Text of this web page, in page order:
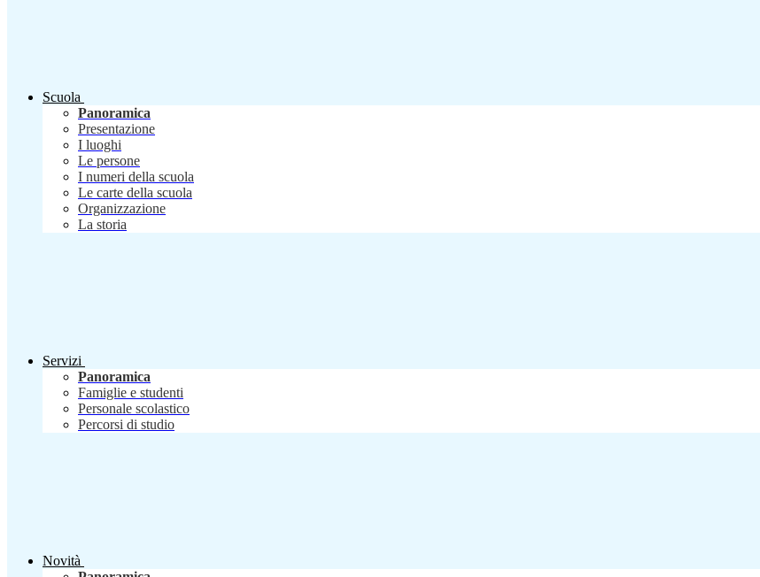
Scuola
Panoramica
Presentazione
I luoghi
Le persone
I numeri della scuola
Le carte della scuola
Organizzazione
La storia
Servizi
Panoramica
Famiglie e studenti
Personale scolastico
Percorsi di studio
Novità